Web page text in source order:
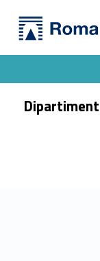
Dipartimento di Filosofia, Comunicazione e Spettacolo
Header info sidebar